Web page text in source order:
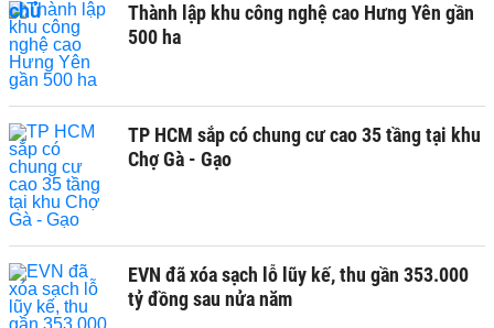
Thành lập khu công nghệ cao Hưng Yên gần
500 ha
TP HCM sắp có chung cư cao 35 tầng tại khu
Chợ Gà - Gạo
EVN đã xóa sạch lỗ lũy kế, thu gần 353.000
tỷ đồng sau nửa năm